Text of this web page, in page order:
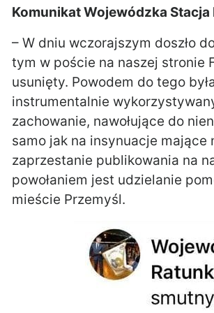
Komunikat Wojewódzka
– W dniu wczorajszym doszło
tym w poście na naszej stronie
usunięty. Powodem do tego
instrumentalnie
zachowanie, nawołujące do
samo jak na insynuacje
zaprzestanie publikowania na
powołaniem jest udzielanie
mieście Przemyśl.